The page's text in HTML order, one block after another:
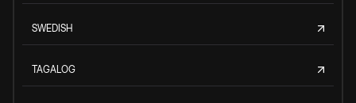
SWEDISH
TAGALOG